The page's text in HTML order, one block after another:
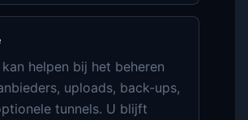
helpen bij het beheren
uploads, back-ups,
tunnels. U blijft